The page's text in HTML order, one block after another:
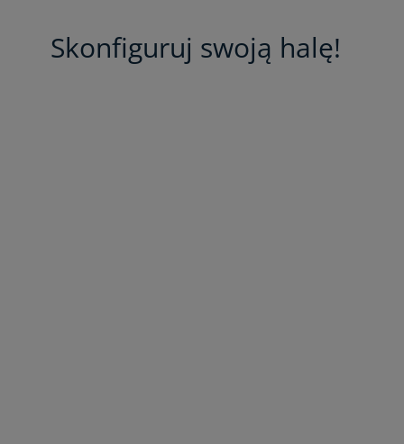
Skonfiguruj swoją halę!